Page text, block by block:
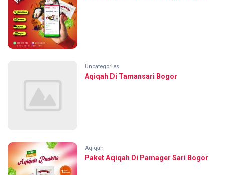
Uncategories
Aqiqah Di Tamansari Bogor
Aqiqah
Paket Aqiqah Di Pamager Sari Bogor